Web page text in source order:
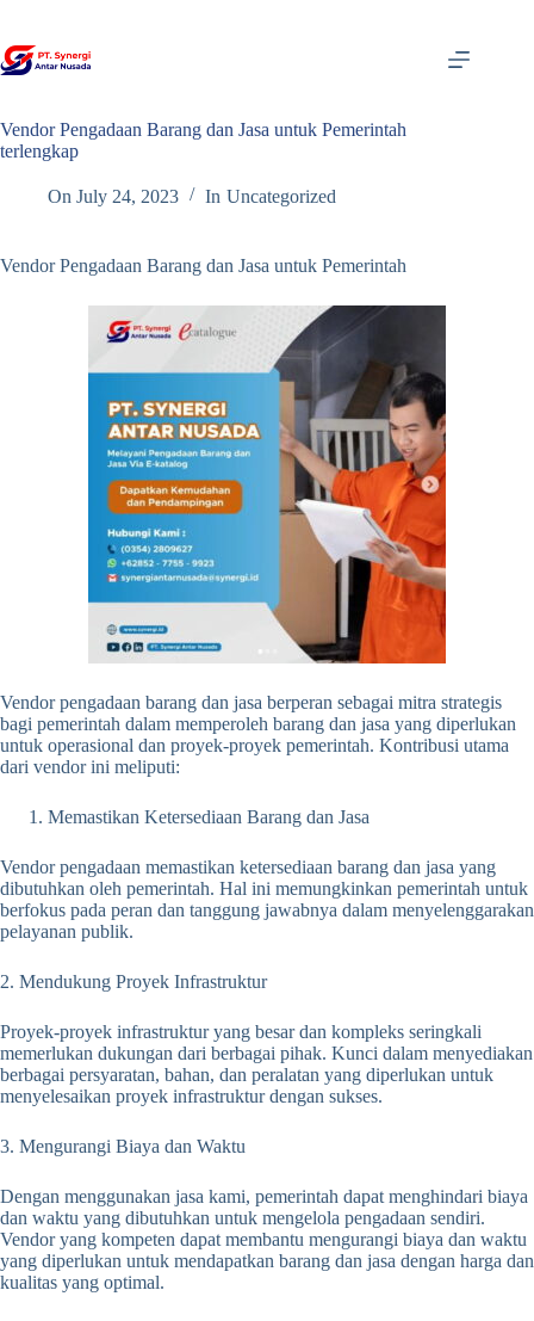
content
Vendor Pengadaan Barang dan Jasa untuk Pemerintah
terlengkap
On July 24, 2023 In Uncategorized
Vendor Pengadaan Barang dan Jasa untuk Pemerintah
Vendor pengadaan barang dan jasa berperan sebagai mitra strategis
bagi pemerintah dalam memperoleh barang dan jasa yang diperlukan
untuk operasional dan proyek-proyek pemerintah. Kontribusi utama
dari vendor ini meliputi:
Memastikan Ketersediaan Barang dan Jasa
Vendor pengadaan memastikan ketersediaan barang dan jasa yang
dibutuhkan oleh pemerintah. Hal ini memungkinkan pemerintah untuk
berfokus pada peran dan tanggung jawabnya dalam menyelenggarakan
pelayanan publik.
2. Mendukung Proyek Infrastruktur
Proyek-proyek infrastruktur yang besar dan kompleks seringkali
memerlukan dukungan dari berbagai pihak. Kunci dalam menyediakan
berbagai persyaratan, bahan, dan peralatan yang diperlukan untuk
menyelesaikan proyek infrastruktur dengan sukses.
3. Mengurangi Biaya dan Waktu
Dengan menggunakan jasa kami, pemerintah dapat menghindari biaya
dan waktu yang dibutuhkan untuk mengelola pengadaan sendiri.
Vendor yang kompeten dapat membantu mengurangi biaya dan waktu
yang diperlukan untuk mendapatkan barang dan jasa dengan harga dan
kualitas yang optimal.